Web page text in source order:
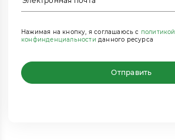
Нажимая на кнопку, я соглашаюсь с политикой
конфинденциальности данного ресурса
Отправить